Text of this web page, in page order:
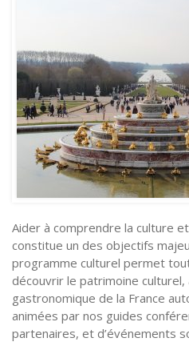
Aider à comprendre la culture
constitue un des objectifs
programme culturel permet
découvrir le patrimoine culturel,
gastronomique de la France
animées par nos guides
partenaires, et d’événements